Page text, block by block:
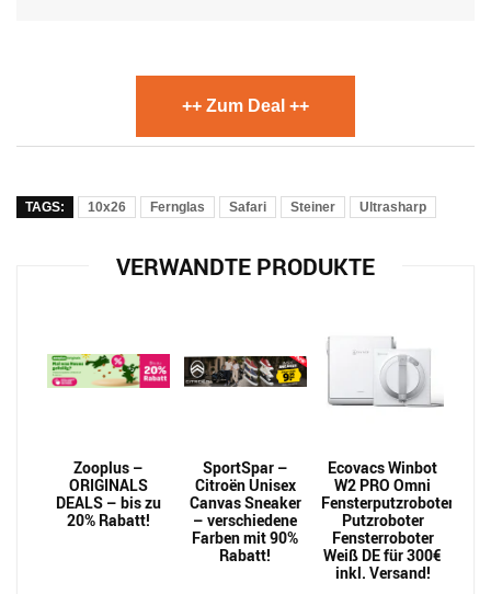
++ Zum Deal ++
TAGS: 10x26 Fernglas Safari Steiner Ultrasharp
VERWANDTE PRODUKTE
Zooplus –
ORIGINALS
DEALS – bis zu
20% Rabatt!
SportSpar –
Citroën Unisex
Canvas Sneaker
– verschiedene
Farben mit 90%
Rabatt!
Ecovacs Winbot
W2 PRO Omni
Fensterputzroboter
Putzroboter
Fensterroboter
Weiß DE für 300€
inkl. Versand!